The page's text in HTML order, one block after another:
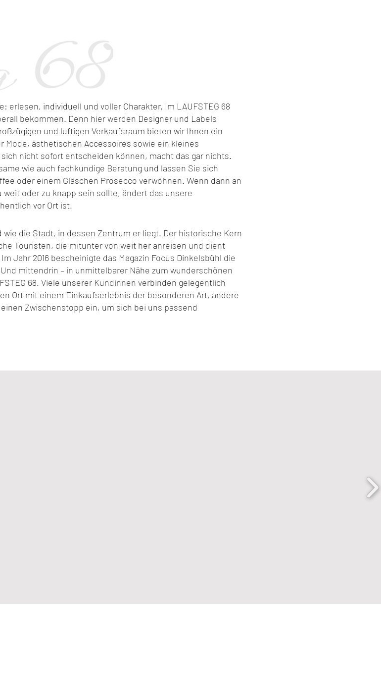
erlesen, individuell und voller Charakter. Im LAUFSTEG 68
bekommen. Denn hier werden Designer und Labels
und luftigen Verkaufsraum bieten wir Ihnen ein
Mode, ästhetischen Accessoires sowie ein kleines
nicht sofort entscheiden können, macht das gar nichts.
wie auch fachkundige Beratung und lassen Sie sich
oder einem Gläschen Prosecco verwöhnen. Wenn dann an
oder zu knapp sein sollte, ändert das unsere
vor Ort ist.
wie die Stadt, in dessen Zentrum er liegt. Der historische Kern
Touristen, die mitunter von weit her anreisen und dient
Jahr 2016 bescheinigte das Magazin Focus Dinkelsbühl die
mittendrin – in unmittelbarer Nähe zum wunderschönen
68. Viele unserer Kundinnen verbinden gelegentlich
Ort mit einem Einkaufserlebnis der besonderen Art, andere
Zwischenstopp ein, um sich bei uns passend